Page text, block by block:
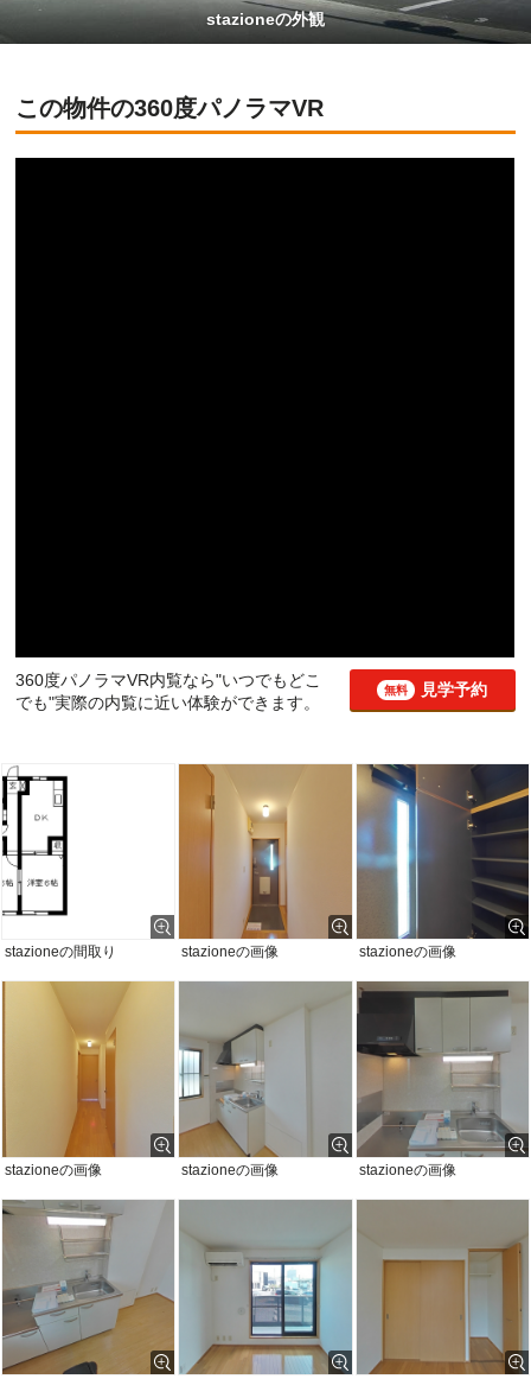
stazioneの外観
この物件の360度パノラマVR
360度パノラマVR内覧なら"いつでもどこ
でも"実際の内覧に近い体験ができます。
無料 見学予約
stazioneの間取り stazioneの画像 stazioneの画像
stazioneの画像 stazioneの画像 stazioneの画像